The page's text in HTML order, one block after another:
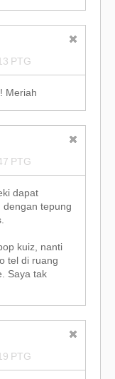
PTG
Meriah
PTG
dapat
dengan tepung
kuiz, nanti
tel di ruang
Saya tak
PTG